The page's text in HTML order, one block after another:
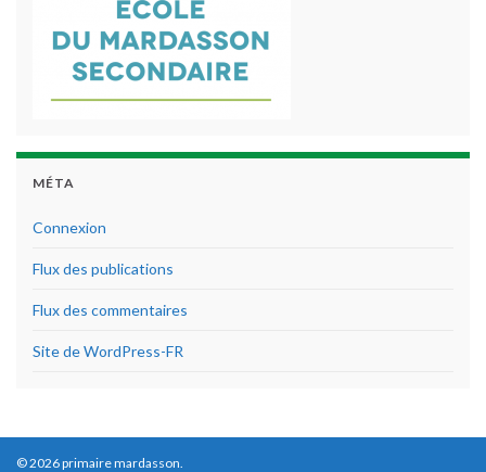
MÉTA
Connexion
Flux des publications
Flux des commentaires
Site de WordPress-FR
© 2026 primaire mardasson.